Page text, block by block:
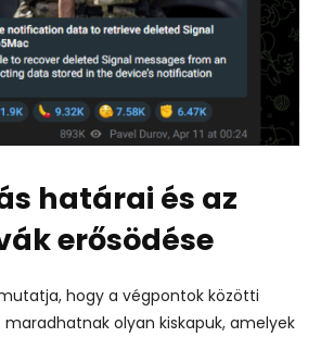
határai és az
erősödése
hogy a végpontok közötti
olyan kiskapuk, amelyek